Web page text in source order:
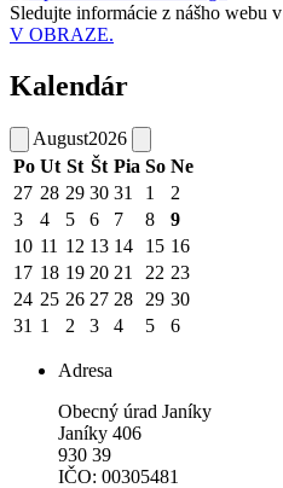
Sledujte informácie z nášho webu v
V OBRAZE.
Kalendár
August2026
Po Ut St Št Pia So Ne
27 28 29 30 31 1
2
3
4 5 6 7 8
9
10 11 12 13 14 15 16
17 18 19 20 21 22 23
24 25 26 27 28 29 30
31 1 2 3 4 5 6
Adresa
Obecný úrad Janíky
Janíky 406
930 39
IČO: 00305481